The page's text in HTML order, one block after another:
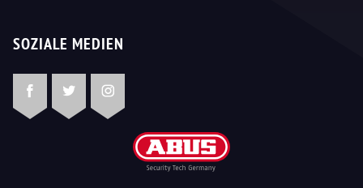
SOZIALE MEDIEN
FacebookTwitterInstagram